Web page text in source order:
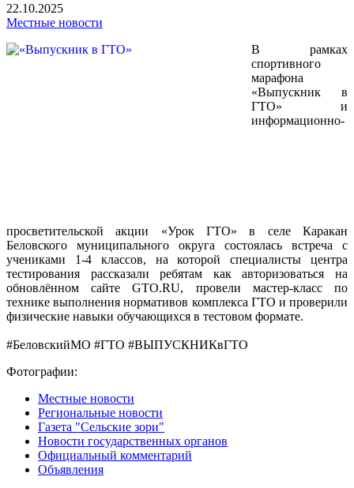
22.10.2025
Местные новости
В рамках
спортивного
марафона
«Выпускник в
ГТО» и
информационно-
просветительской акции «Урок ГТО» в селе Каракан
Беловского муниципального округа состоялась встреча с
учениками 1-4 классов, на которой специалисты центра
тестирования рассказали ребятам как авторизоваться на
обновлённом сайте GTO.RU, провели мастер-класс по
технике выполнения нормативов комплекса ГТО и проверили
физические навыки обучающихся в тестовом формате.
#БеловскийМО #ГТО #ВЫПУСКНИКвГТО
Фотографии:
Местные новости
Региональные новости
Газета "Сельские зори"
Новости государственных органов
Официальный комментарий
Объявления